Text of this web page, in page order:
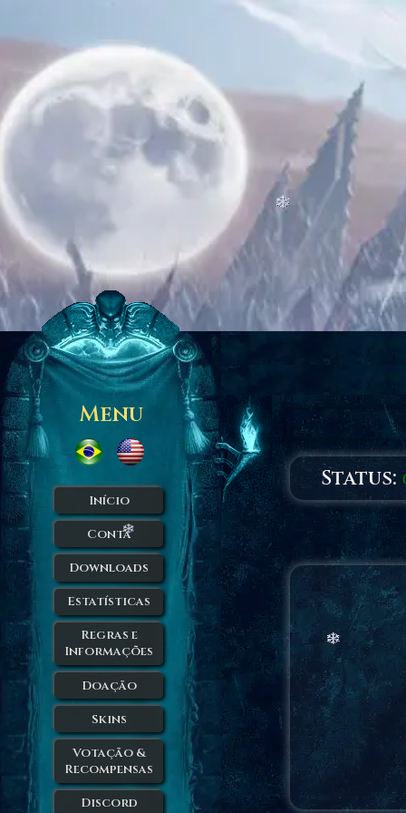
Menu
Início
Conta
Downloads
Estatísticas
Regras e
Informações
Doação
Skins
Votação &
Recompensas
Discord
Status: